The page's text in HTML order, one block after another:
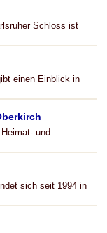
Schloss ist
einen Einblick in
und
sich seit 1994 in